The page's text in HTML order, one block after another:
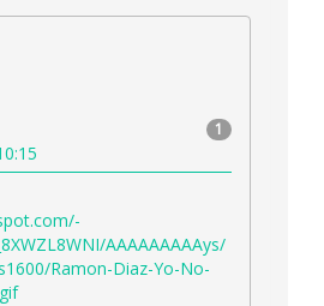
1
AAAAAAAAAys/
Ramon-Diaz-Yo-No-